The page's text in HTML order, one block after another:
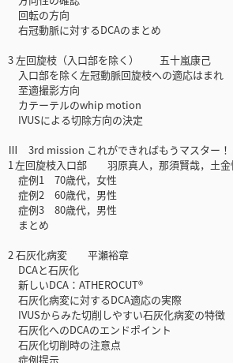
回転の方向
右冠動脈に対するDCAのまとめ
3 左回旋枝（入口部を除く） 五十嵐康己
入口部を除く左冠動脈回旋枝への適応はまれ
至適撮影方向
カテーテルのwhip motion
IVUSによる切除方向の決定
Ⅲ 3rd mission これができればもうマスタ
1 左回旋枝入口部 羽原真人，那須賢哉，土金
症例1 70歳代，女性
症例2 60歳代，男性
症例3 80歳代，男性
まとめ
2 石灰化病変 平瀬裕章
DCAと石灰化
新しいDCA：ATHEROCUT®
石灰化病変に対するDCA適応の実際
IVUSからみた切削しやすい石灰化病変の特徴
石灰化へのDCAのエンドポイント
石灰化切削時の注意点
症例提示